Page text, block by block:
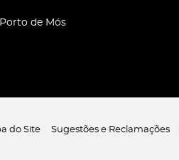
de Mós
do Site Sugestões e Reclamações